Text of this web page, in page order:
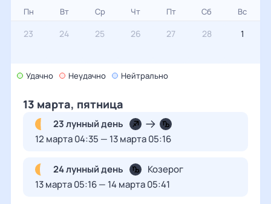
Стрижка
Маникюр
Пн Вт Ср Чт Пт Сб Вс
23 24 25 26 27 28 1
2 3 4 5
10 11 12 13
19
Удачно Неудачно Нейтрально
13 марта, пятница
23 лунный день
12 марта 04:35 — 13 марта 05:16
24 лунный день
Козерог
13 марта 05:16 — 14 марта 05:41